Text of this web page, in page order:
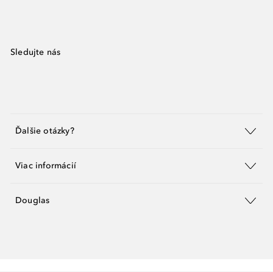
Sledujte nás
Ďalšie otázky?
Viac informácií
Douglas